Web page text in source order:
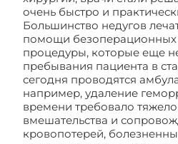
очень быстро и
Большинство недугов
помощи безоперационных
процедуры, которые еще
пребывания пациента в
сегодня проводятся
например, удаление
времени требовало
вмешательства и
кровопотерей,